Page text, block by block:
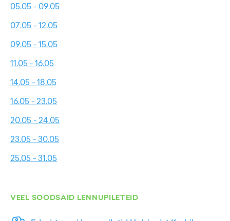
05.05 - 09.05
07.05 - 12.05
09.05 - 15.05
11.05 - 16.05
14.05 - 18.05
16.05 - 23.05
20.05 - 24.05
23.05 - 30.05
25.05 - 31.05
VEEL SOODSAID LENNUPILETEID